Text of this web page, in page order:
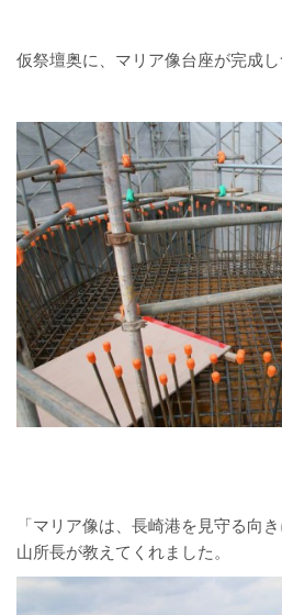
仮祭壇奥に、マリア像台座が完成し
「マリア像は、長崎港を見守る向
山所長が教えてくれました。